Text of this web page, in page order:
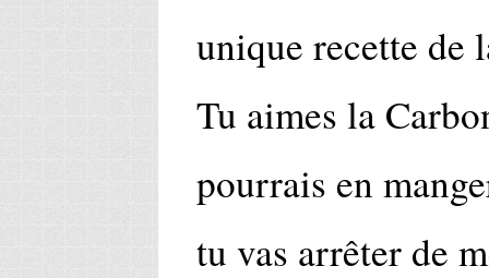
unique recette de
Tu aimes la
pourrais en
tu vas arrêter de